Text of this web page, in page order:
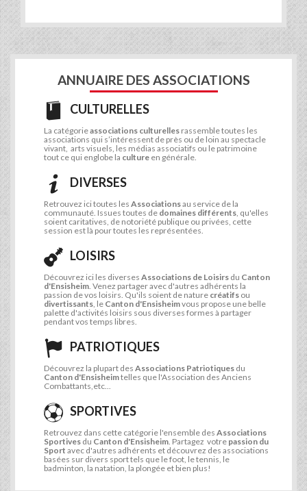
ANNUAIRE DES ASSOCIATIONS
CULTURELLES
La catégorieassociations culturelles rassemble toutes les
associations qui s’intéressent de près ou de loin au spectacle
vivant, arts visuels, les médias associatifs ou le patrimoine
tout ce qui englobe la culture en générale.
DIVERSES
Retrouvez ici toutes les Associationsau service de la
communauté. Issues toutes de domaines différents, qu'elles
soient caritatives, de notoriété publique ou privées, cette
session est là pour toutes les représentées.
LOISIRS
Découvrez ici les diverses Associations de Loisirs du Canton
d'Ensisheim. Venez partager avec d'autres adhérents la
passion de vos loisirs. Qu'ils soient de nature créatifs ou
divertissants, le Canton d'Ensisheimvous propose une belle
palette d'activités loisirs sous diverses formes à partager
pendant vos temps libres.
PATRIOTIQUES
Découvrez la plupart des Associations Patriotiques du
Canton d'Ensisheimtelles que l'Association des Anciens
Combattants,etc...
SPORTIVES
Retrouvez dans cette catégorie l'ensemble des Associations
Sportives du Canton d'Ensisheim. Partagez votre passion du
Sport avec d'autres adhérents et découvrez des associations
basées sur divers sport tels que le foot, le tennis, le
badminton, la natation, la plongée et bien plus!